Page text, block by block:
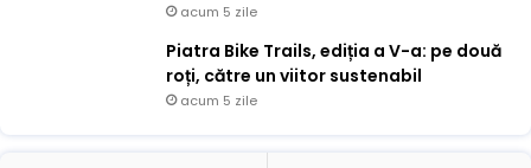
acum 5 zile
Piatra Bike Trails, ediția a V-a: pe două
roți, către un viitor sustenabil
acum 5 zile